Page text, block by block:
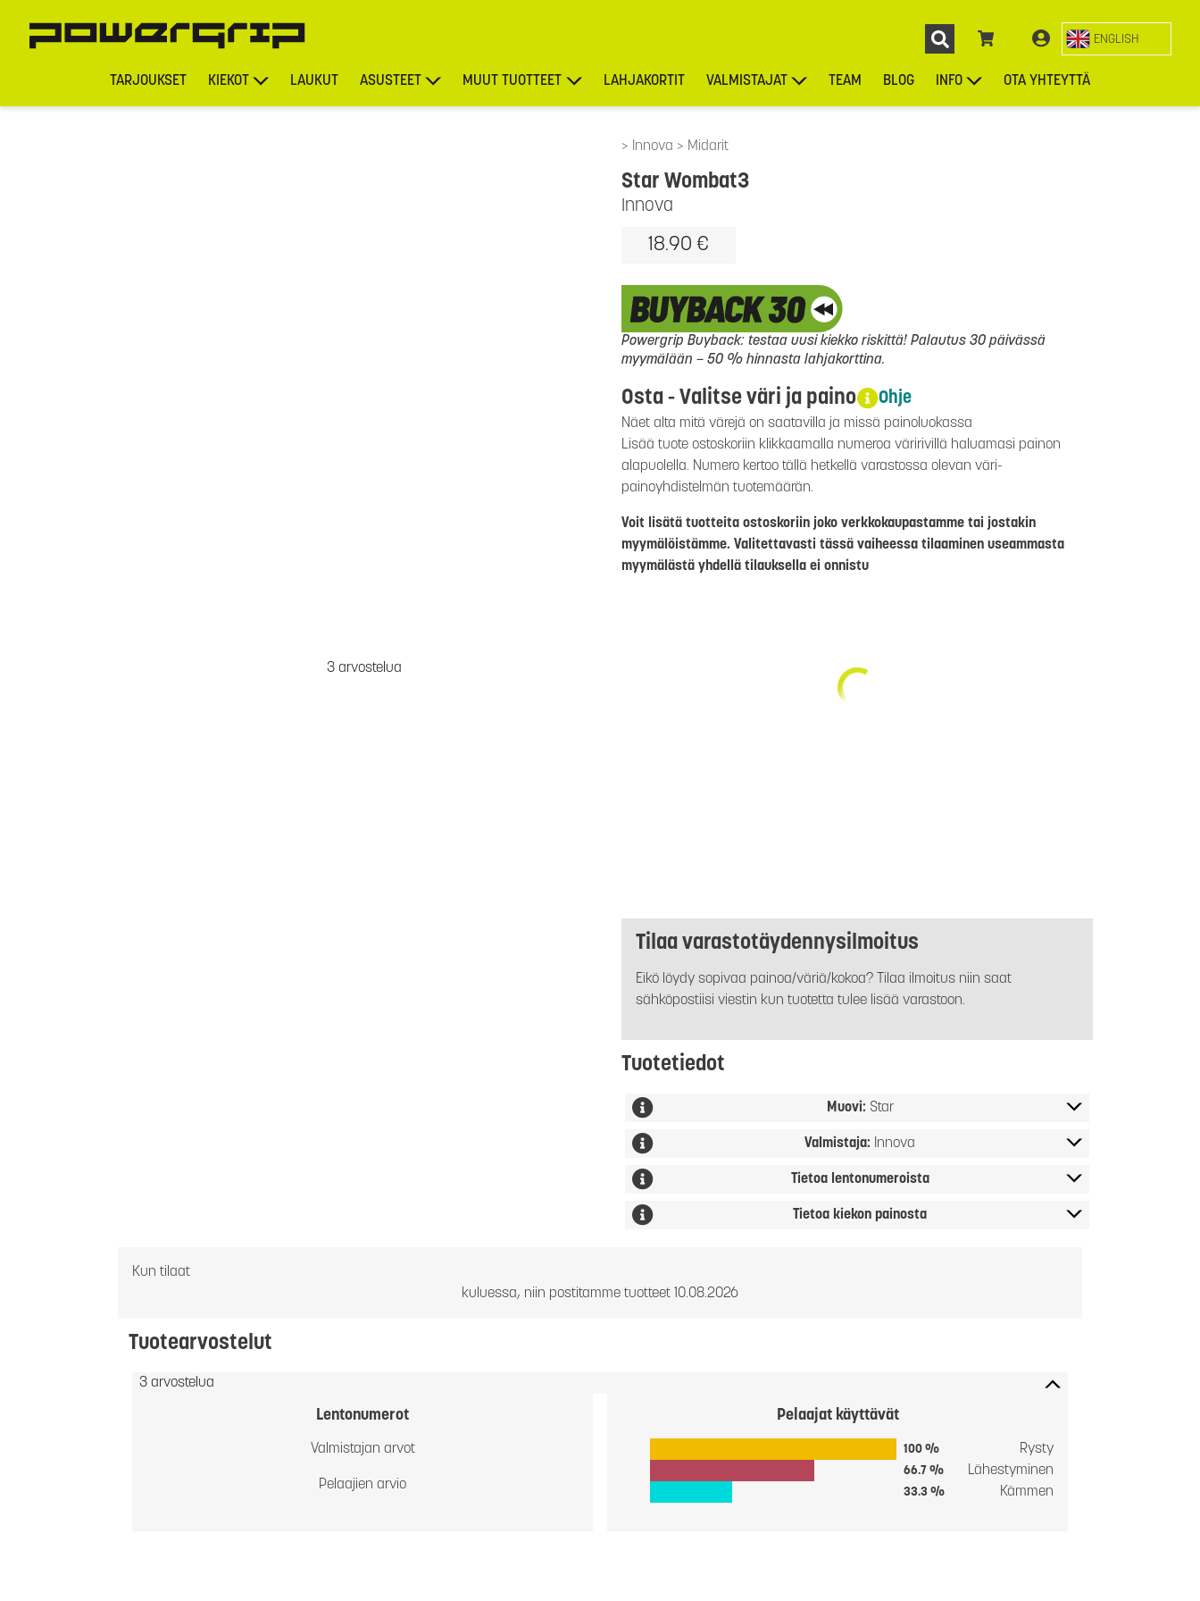
ENGLISH
TARJOUKSET KIEKOT LAUKUT ASUSTEET MUUT TUOTTEET LAHJAKORTIT VALMISTAJAT TEAM BLOG INFO OTA YHTEYTTÄ
Innova Midarit
3 arvostelua
Innova
Star Wombat3
18.90 €
Powergrip Buyback: testaa uusi kiekko riskittä! Palautus 30 päivässä
myymälään – 50 % hinnasta lahjakorttina.
Osta - Valitse väri ja paino Ohje
Näet alta mitä värejä on saatavilla ja missä painoluokassa
Lisää tuote ostoskoriin klikkaamalla numeroa väririvillä haluamasi painon
alapuolella. Numero kertoo tällä hetkellä varastossa olevan väri-
painoyhdistelmän tuotemäärän.
Voit lisätä tuotteita ostoskoriin joko verkkokaupastamme tai jostakin
myymälöistämme. Valitettavasti tässä vaiheessa tilaaminen useammasta
myymälästä yhdellä tilauksella ei onnistu
Tilaa varastotäydennysilmoitus
Eikö löydy sopivaa painoa/väriä/kokoa? Tilaa ilmoitus niin saat
sähköpostiisi viestin kun tuotetta tulee lisää varastoon.
Tuotetiedot
Muovi: Star
Valmistaja: Innova
Tietoa lentonumeroista
Tietoa kiekon painosta
Kun tilaat
kuluessa, niin postitamme tuotteet 10.08.2026
Tuotearvostelut
3 arvostelua
Lentonumerot
Valmistajan arvot
Pelaajien arvio
Pelaajat käyttävät
100 % Rysty
66.7 % Lähestyminen
33.3 % Kämmen